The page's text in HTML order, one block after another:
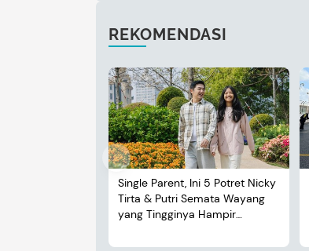
REKOMENDASI
Single Parent, Ini 5 Potret Nicky
Tirta & Putri Semata Wayang
yang Tingginya Hampir